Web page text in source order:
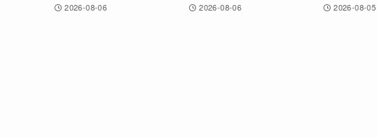
2026-08-06 2026-08-06 2026-08-05